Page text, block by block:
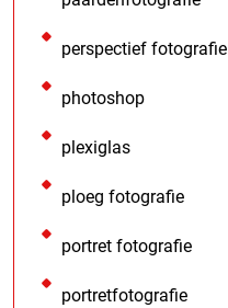
perspectief fotografie
photoshop
plexiglas
ploeg fotografie
portret fotografie
portretfotografie